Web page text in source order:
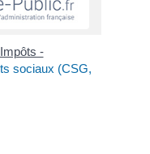
-
sociaux (CSG,